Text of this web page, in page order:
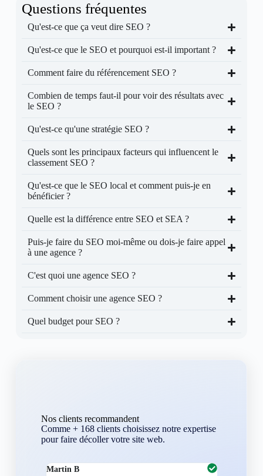
Questions fréquentes
Qu'est-ce que ça veut dire SEO ?
Qu'est-ce que le SEO et pourquoi est-il important ?
Comment faire du référencement SEO ?
Combien de temps faut-il pour voir des résultats avec
le SEO ?
Qu'est-ce qu'une stratégie SEO ?
Quels sont les principaux facteurs qui influencent le
classement SEO ?
Qu'est-ce que le SEO local et comment puis-je en
bénéficier ?
Quelle est la différence entre SEO et SEA ?
Puis-je faire du SEO moi-même ou dois-je faire appel
à une agence ?
C'est quoi une agence SEO ?
Comment choisir une agence SEO ?
Quel budget pour SEO ?
Nos clients recommandent
Comme + 168 clients choisissez notre expertise
pour faire décoller votre site web.
Martin B